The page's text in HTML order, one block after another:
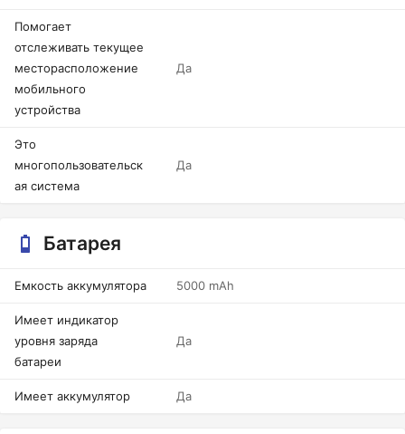
Помогает
отслеживать текущее
месторасположение
мобильного
устройства
Да
Это
многопользовательск
ая система
Да
Батарея
Емкость аккумулятора 5000 mAh
Имеет индикатор
уровня заряда
батареи
Да
Имеет аккумулятор Да